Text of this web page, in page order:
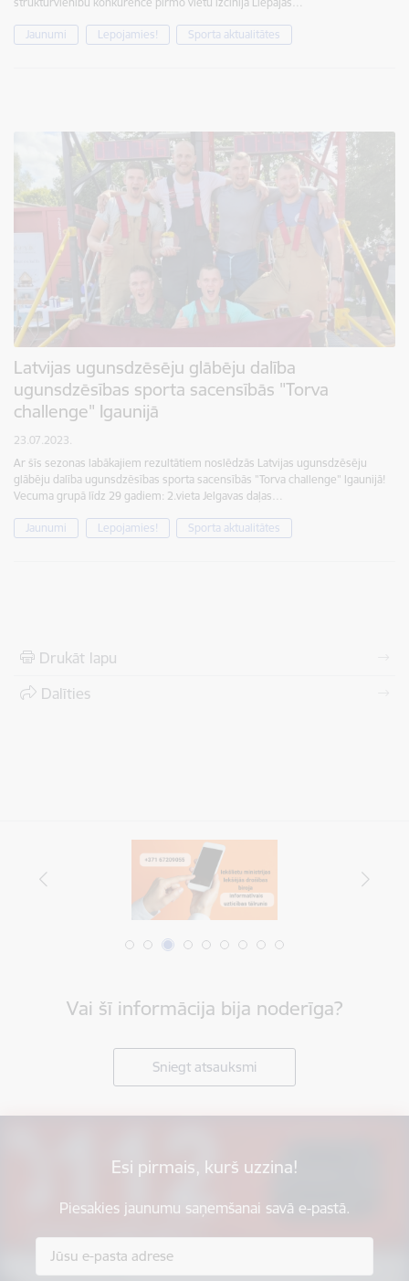
Jaunumi Lepojamies! Sporta aktualitātes
Latvijas ugunsdzēsēju glābēju dalība
ugunsdzēsības sporta sacensībās "Torva
challenge" Igaunijā
23.07.2023.
Ar šīs sezonas labākajiem rezultātiem noslēdzās Latvijas ugunsdzēsēju
glābēju dalība ugunsdzēsības sporta sacensībās "Torva challenge" Igaunijā!
Vecuma grupā līdz 29 gadiem: 2.vieta Jelgavas daļas…
Jaunumi Lepojamies! Sporta aktualitātes
Drukāt lapu
Dalīties
Vai šī informācija bija noderīga?
Sniegt atsauksmi
Esi pirmais, kurš uzzina!
Piesakies jaunumu saņemšanai savā e-pastā.